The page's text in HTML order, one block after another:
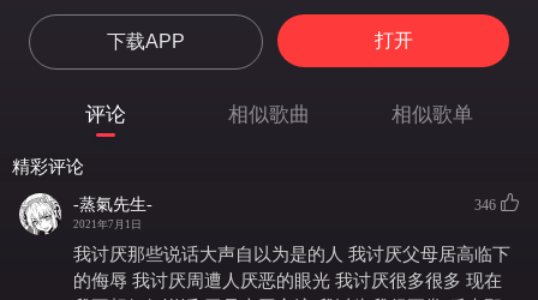
始终在默默祈祷 耐心静候自己做出改变 可
Yoga doesn't work
瑜伽毫无作用
我愚昧无知
Yoga doesn't work
瑜伽毫无作用
下载APP 打开
评论 相似歌曲 相似歌单
精彩评论
-蒸氣先生-
2021年7月1日
346
我讨厌那些说话大声自以为是的人 我讨厌父母居高临下
的侮辱 我讨厌周遭人厌恶的眼光 我讨厌很多很多 现在